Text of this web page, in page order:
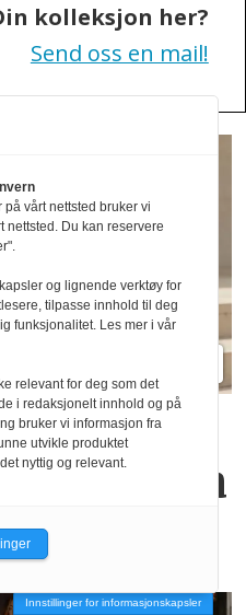
kolleksjon her?
Send oss en mail!
fra
Innstillinger for informasjonskapsler
vårt nettsted bruker vi
nettsted. Du kan reservere
og lignende verktøy for
tilpasse innhold til deg
funksjonalitet. Les mer i vår
relevant for deg som det
i redaksjonelt innhold og på
bruker vi informasjon fra
utvikle produktet
nyttig og relevant.